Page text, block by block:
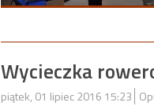
Wycieczka
piątek, 01 lipiec 2016 15:23